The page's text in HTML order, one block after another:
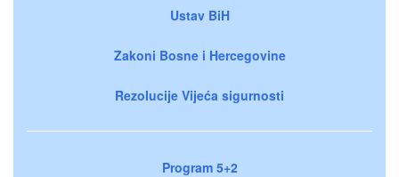
Ustav BiH
Zakoni Bosne i Hercegovine
Rezolucije Vijeća sigurnosti
Program 5+2